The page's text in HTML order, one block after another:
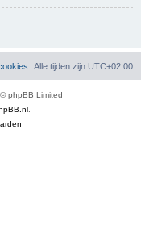
Alle tijden zijn UTC+02:00
phpBB Limited